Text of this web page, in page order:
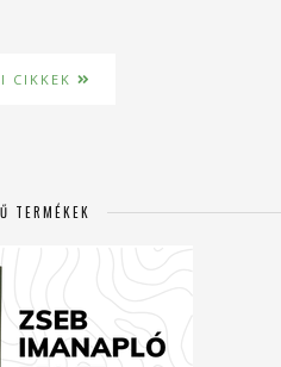
CIKKEK
TERMÉKEK